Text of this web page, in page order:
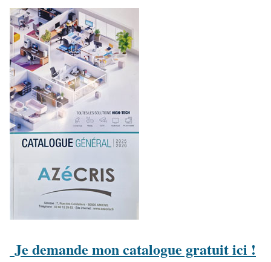
Je demande mon catalogue gratuit ici !